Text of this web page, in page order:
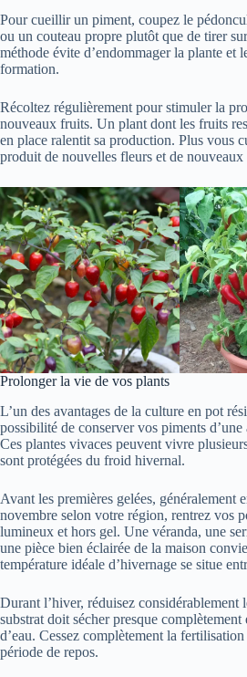
Pour cueillir un piment, coupez le
ou un couteau propre plutôt que de tirer
méthode évite d’endommager la plante et
formation.
Récoltez régulièrement pour stimuler la
nouveaux fruits. Un plant dont les fruits
en place ralentit sa production. Plus vous
produit de nouvelles fleurs et de nouveaux
Prolonger la vie de vos plants
L’un des avantages de la culture en pot
possibilité de conserver vos piments d’une
Ces plantes vivaces peuvent vivre
sont protégées du froid hivernal.
Avant les premières gelées, généralement
novembre selon votre région, rentrez vos
lumineux et hors gel. Une véranda, une
une pièce bien éclairée de la maison
température idéale d’hivernage se situe
Durant l’hiver, réduisez considérablement
substrat doit sécher presque
d’eau. Cessez complètement la
période de repos.